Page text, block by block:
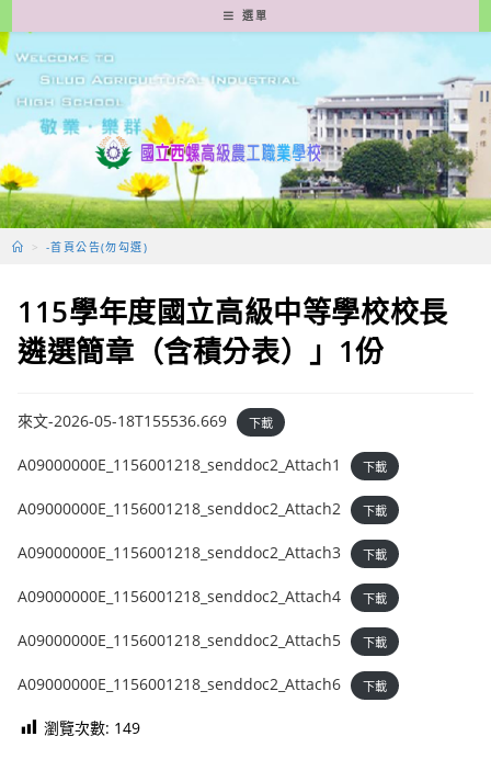
轉
至
要
容
選單
> -首頁公告(勿勾選)
115學年度國立高級中等學校校長
遴選簡章（含積分表）」1份
來文-2026-05-18T155536.669 下載
A09000000E_1156001218_senddoc2_Attach1 下載
A09000000E_1156001218_senddoc2_Attach2 下載
A09000000E_1156001218_senddoc2_Attach3 下載
A09000000E_1156001218_senddoc2_Attach4 下載
A09000000E_1156001218_senddoc2_Attach5 下載
A09000000E_1156001218_senddoc2_Attach6 下載
瀏覽次數: 149